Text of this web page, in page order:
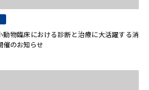
動物臨床における診断と治療に大活躍する消
催のお知らせ